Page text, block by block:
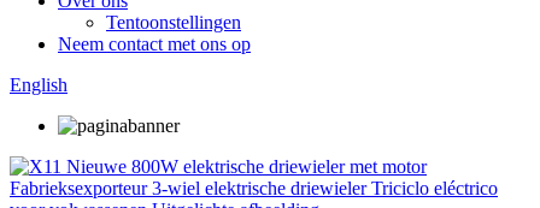
Tentoonstellingen
Neem contact met ons op
English